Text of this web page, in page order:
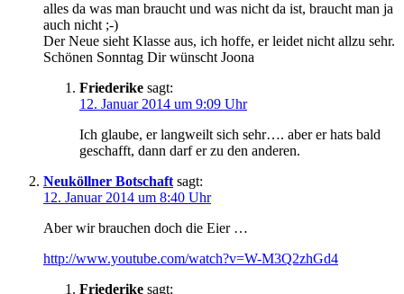
alles da was man braucht und was nicht da ist, braucht man ja
auch nicht ;-)
Der Neue sieht Klasse aus, ich hoffe, er leidet nicht allzu sehr.
Schönen Sonntag Dir wünscht Joona
Friederike sagt:
12. Januar 2014 um 9:09 Uhr
Ich glaube, er langweilt sich sehr…. aber er hats bald
geschafft, dann darf er zu den anderen.
Neuköllner Botschaft sagt:
12. Januar 2014 um 8:40 Uhr
Aber wir brauchen doch die Eier …
http://www.youtube.com/watch?v=W-M3Q2zhGd4
Friederike sagt: